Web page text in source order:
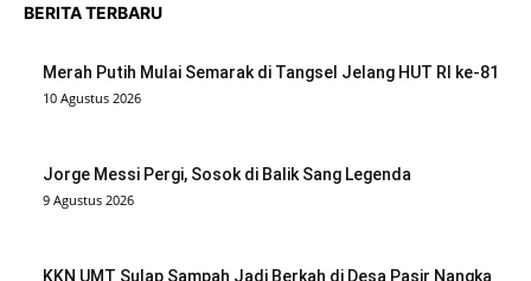
BERITA TERBARU
Merah Putih Mulai Semarak di Tangsel Jelang HUT RI ke-81
10 Agustus 2026
Jorge Messi Pergi, Sosok di Balik Sang Legenda
9 Agustus 2026
KKN UMT Sulap Sampah Jadi Berkah di Desa Pasir Nangka